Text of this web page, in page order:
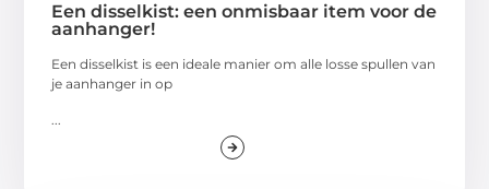
Een disselkist: een onmisbaar item voor de
aanhanger!
Een disselkist is een ideale manier om alle losse spullen van
je aanhanger in op